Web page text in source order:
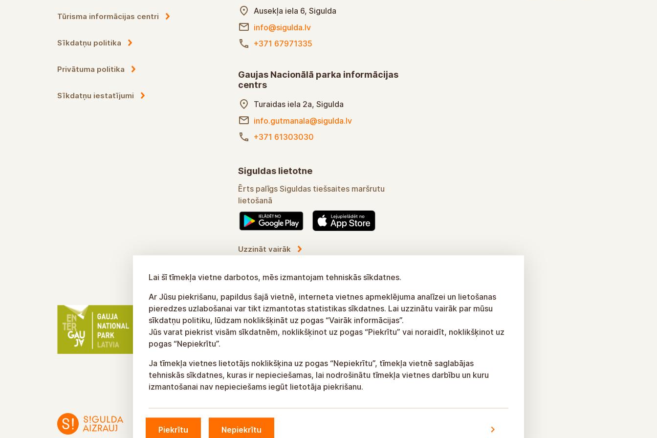
Tūrisma informācijas centri
Sīkdatņu politika
Privātuma politika
Sīkdatņu iestatījumi
Ausekļa iela 6, Sigulda
info@sigulda.lv
+371 67971335
Gaujas Nacionālā parka informācijas
centrs
Turaidas iela 2a, Sigulda
info.gutmanala@sigulda.lv
+371 61303030
Siguldas lietotne
Ērts palīgs Siguldas tiešsaites maršrutu
lietošanā
Uzzināt vairāk
Lai šī tīmekļa vietne darbotos, mēs izmantojam tehniskās sīkdatnes.
Ar Jūsu piekrišanu, papildus šajā vietnē, interneta vietnes apmeklējuma analīzei un lietošanas
pieredzes uzlabošanai var tikt izmantotas statistikas sīkdatnes. Lai uzzinātu vairāk par mūsu
sīkdatņu politiku, lūdzam noklikšķināt uz pogas “Vairāk informācijas”.
Jūs varat piekrist visām sīkdatnēm, noklikšķinot uz pogas “Piekrītu” vai noraidīt, noklikšķinot uz
pogas “Nepiekrītu”.
Ja tīmekļa vietnes lietotājs noklikšķina uz pogas “Nepiekrītu”, tīmekļa vietnē saglabājas
tehniskās sīkdatnes, kuras ir nepieciešamas, lai nodrošinātu tīmekļa vietnes darbību un kuru
izmantošanai nav nepieciešams iegūt lietotāja piekrišanu.
Piekrītu Nepiekrītu